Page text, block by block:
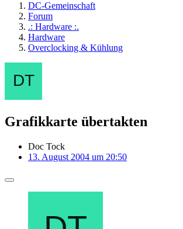
DC-Gemeinschaft
Forum
.: Hardware :.
Hardware
Overclocking & Kühlung
Grafikkarte übertakten
Doc Tock
13. August 2004 um 20:50